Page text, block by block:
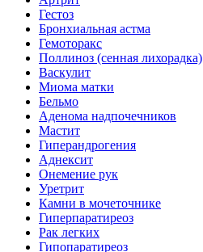
Гестоз
Бронхиальная астма
Гемоторакс
Поллиноз (сенная лихорадка)
Васкулит
Миома матки
Бельмо
Аденома надпочечников
Мастит
Гиперандрогения
Аднексит
Онемение рук
Уретрит
Камни в мочеточнике
Гиперпаратиреоз
Рак легких
Гипопаратиреоз